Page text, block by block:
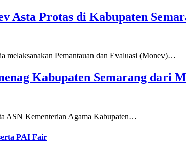
Asta Protas di Kabupaten
melaksanakan Pemantauan dan Evaluasi (Monev)…
Kabupaten Semarang dari
ASN Kementerian Agama Kabupaten…
PAI Fair